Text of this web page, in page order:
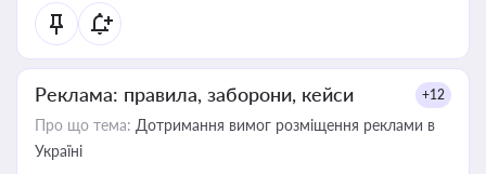
Реклама: правила, заборони, кейси +12
Про що тема: Дотримання вимог розміщення реклами в
Україні